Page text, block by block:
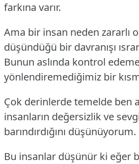
farkına varır.
Ama bir insan neden zararlı
düşündüğü bir davranışı
Bunun aslında kontrol
yönlendiremediğimiz bir
Çok derinlerde temelde ben
insanların değersizlik ve
barındırdığını düşünüyorum.
Bu insanlar düşünür ki eğer